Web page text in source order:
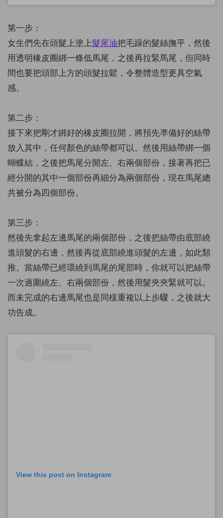
第一步：
女生們先在頭髮上塗上髮尾油把毛躁的髮絲撫平，然後
用透明橡皮圈綁一條低馬尾，之後再拉緊馬尾，但同時
間也要把頭部上方的頭髮拉鬆，令整體造型更具空氣
感。
第二步：
接下來把剛才綁好的橡皮圈拉開，將預先凖備好的絲帶
放入其中，任何顏色的絲帶都可以。然後用絲帶綁一個
蝴蝶結，之後把馬尾分開左、右兩個部份，接著再把已
經分開的其中一個部份再細分為兩個部份，現在馬尾總
共被分為四個部份。
第三步：
然後先拿起左邊馬尾的兩個部份，之後把絲帶由底部繞
進頭髮的右邊，然後再從底部繞進頭髮的左邊，如此類
推。當絲帶已經環繞到馬尾的尾部時，你就可以把絲帶
一次過圍繞左、右兩個部份，然後用髮夾夾緊就可以。
而未完成的右邊馬尾也是同樣重複以上步驟，之後就大
功告成。
View this post on Instagram